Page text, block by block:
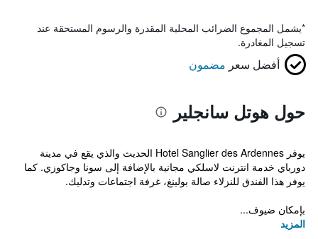
*يشمل المجموع الضرائب المحلية المقدرة والرسوم المستحقة عند
تسجيل المغادرة.
أفضل سعر مضمون
حول هوتل سانجلير
يوفر Hotel Sanglier des Ardennes الحديث والذي يقع في مدينة
دورباي خدمة انترنت لاسلكي مجانية بالإضافة إلى سونا وجاكوزي. كما
يوفر هذا الفندق للنزلاء صالة بولينغ، غرفة اجتماعات وتدليك.
بإمكان ضيوف...
المزيد